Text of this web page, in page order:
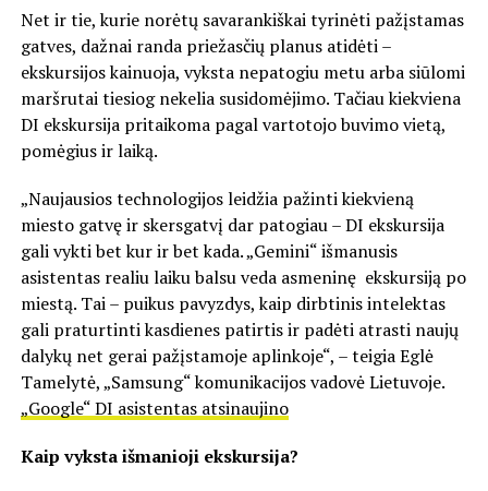
Net ir tie, kurie norėtų savarankiškai tyrinėti pažįstamas
gatves, dažnai randa priežasčių planus atidėti –
ekskursijos kainuoja, vyksta nepatogiu metu arba siūlomi
maršrutai tiesiog nekelia susidomėjimo. Tačiau kiekviena
DI ekskursija pritaikoma pagal vartotojo buvimo vietą,
pomėgius ir laiką.
„Naujausios technologijos leidžia pažinti kiekvieną
miesto gatvę ir skersgatvį dar patogiau – DI ekskursija
gali vykti bet kur ir bet kada. „Gemini“ išmanusis
asistentas realiu laiku balsu veda asmeninę ekskursiją po
miestą. Tai – puikus pavyzdys, kaip dirbtinis intelektas
gali praturtinti kasdienes patirtis ir padėti atrasti naujų
dalykų net gerai pažįstamoje aplinkoje“, – teigia Eglė
Tamelytė, „Samsung“ komunikacijos vadovė Lietuvoje.
„Google“ DI asistentas atsinaujino
Kaip vyksta išmanioji ekskursija?